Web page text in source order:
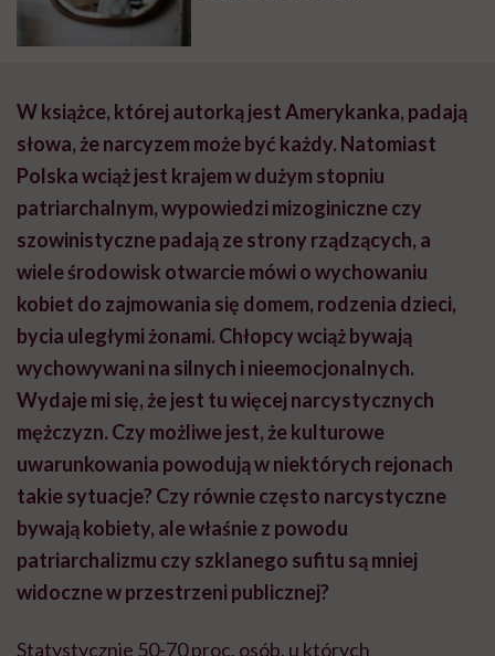
W książce, której autorką jest Amerykanka, padają
słowa, że narcyzem może być każdy. Natomiast
Polska wciąż jest krajem w dużym stopniu
patriarchalnym, wypowiedzi mizoginiczne czy
szowinistyczne padają ze strony rządzących, a
wiele środowisk otwarcie mówi o wychowaniu
kobiet do zajmowania się domem, rodzenia dzieci,
bycia uległymi żonami. Chłopcy wciąż bywają
wychowywani na silnych i nieemocjonalnych.
Wydaje mi się, że jest tu więcej narcystycznych
mężczyzn. Czy możliwe jest, że kulturowe
uwarunkowania powodują w niektórych rejonach
takie sytuacje? Czy równie często narcystyczne
bywają kobiety, ale właśnie z powodu
patriarchalizmu czy szklanego sufitu są mniej
widoczne w przestrzeni publicznej?
Statystycznie 50-70 proc. osób, u których